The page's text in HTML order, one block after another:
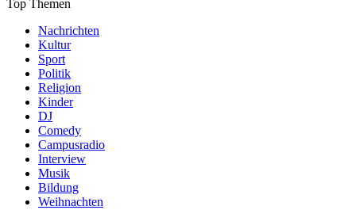
Top Themen
Nachrichten
Kultur
Sport
Politik
Religion
Kinder
DJ
Comedy
Campusradio
Interview
Musik
Bildung
Weihnachten